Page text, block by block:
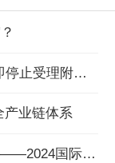
住建部：自7月1日起停办建筑资质，即停止受理附件所列建设工程企业资质申请
产业链体系
助力城市转型发展 共创产业合作未来 ——2024国际城市与建设产业发展会议在威海举办